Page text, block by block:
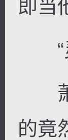
即当
“
萧
的竟